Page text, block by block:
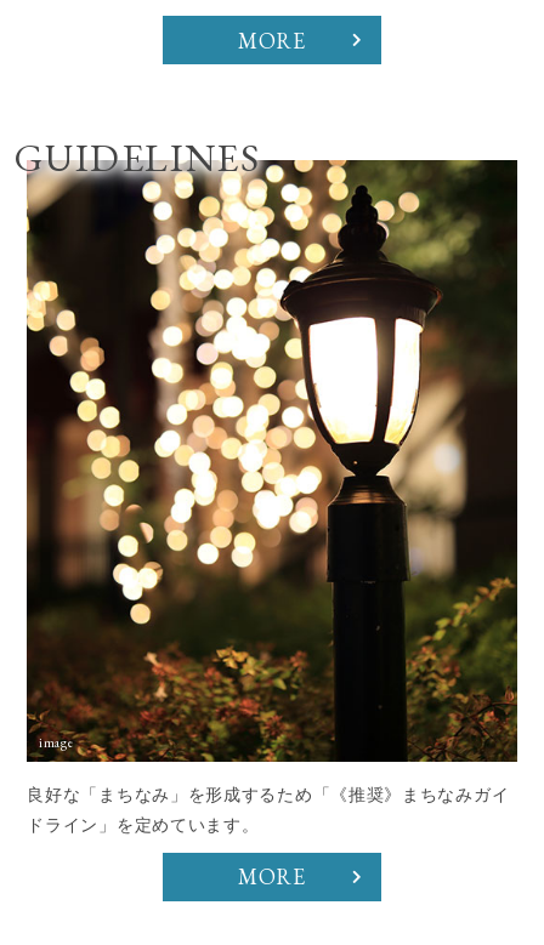
MORE
GUIDELINES
良好な「まちなみ」を形成するため「《推奨》まちなみガイ
ドライン」を定めています。
MORE